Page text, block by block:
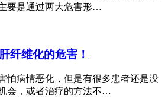
要是通过两大危害形…
纤维化的危害！
怕病情恶化，但是有很多患者还是没
会，或者治疗的方法不…